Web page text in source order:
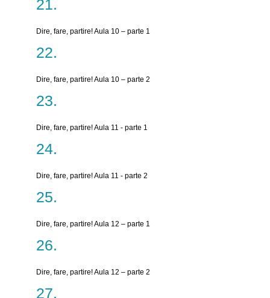
Dire, fare, partire! Aula 10 – parte 1
Dire, fare, partire! Aula 10 – parte 2
Dire, fare, partire! Aula 11 - parte 1
Dire, fare, partire! Aula 11 - parte 2
Dire, fare, partire! Aula 12 – parte 1
Dire, fare, partire! Aula 12 – parte 2